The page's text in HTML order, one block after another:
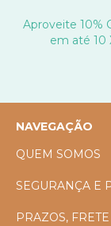
Aproveite 10%
em até 10
NAVEGAÇÃO
QUEM SOMOS
SEGURANÇA E
PRAZOS,